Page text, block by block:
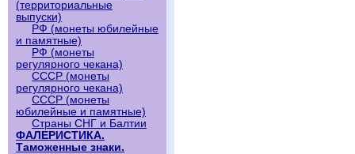
(территориальные
выпуски)
РФ (монеты юбилейные
и памятные)
РФ (монеты
регулярного чекана)
СССР (монеты
регулярного чекана)
СССР (монеты
юбилейные и памятные)
Страны СНГ и Балтии
ФАЛЕРИСТИКА.
Таможенные знаки.